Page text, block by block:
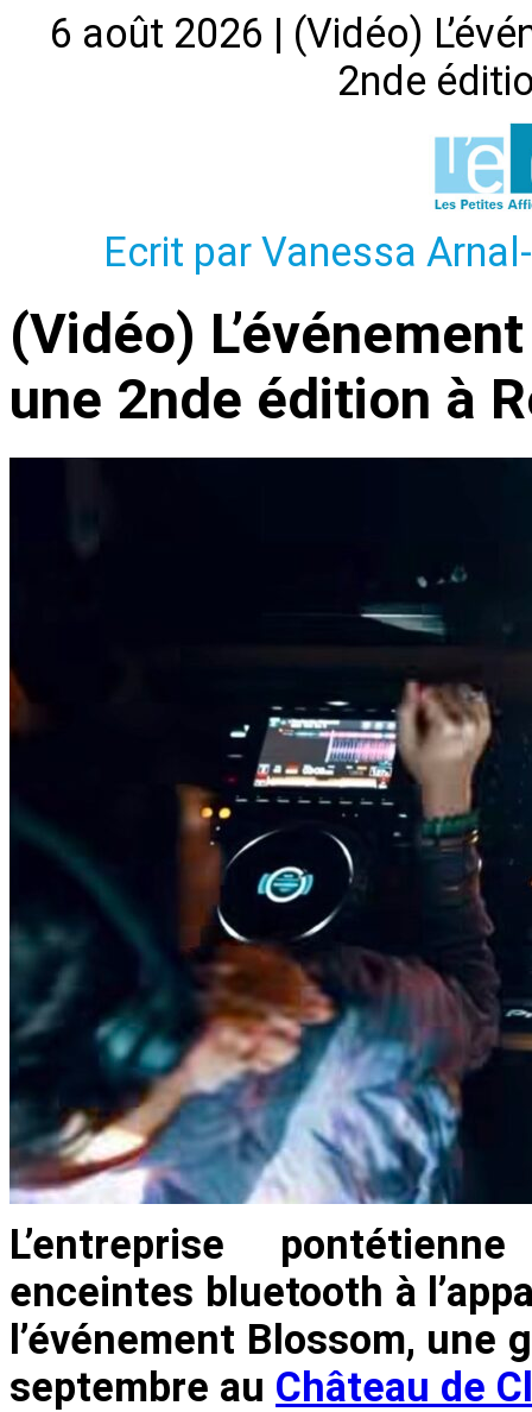
6 août 2026 | (Vidéo)
2nde
Ecrit par Vanessa
(Vidéo)
une 2nde édition à
L’entreprise
enceintes bluetooth à
l’événement Blossom, une
septembre au Château de